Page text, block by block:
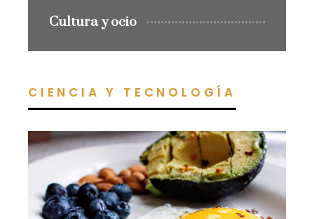
Cultura y ocio
CIENCIA Y TECNOLOGÍA